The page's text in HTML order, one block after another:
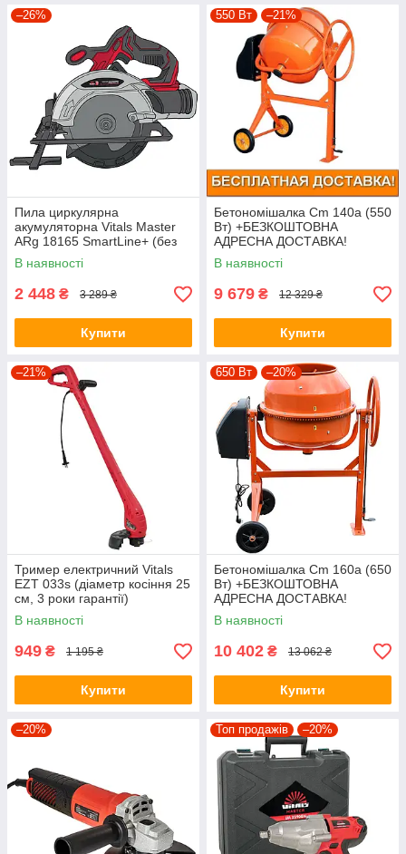
–26%
Пила циркулярна
акумуляторна Vitals Master
ARg 18165 SmartLine+ (без
АКБ та ЗП)
В наявності
2 448 ₴ 3 289 ₴
Купити
550 Вт –21%
Бетономішалка Cm 140a (550
Вт) +БЕЗКОШТОВНА
АДРЕСНА ДОСТАВКА!
(виносної підшипник на рамі,
140 л) Vitals
В наявності
9 679 ₴ 12 329 ₴
Купити
–21%
Тример електричний Vitals
EZT 033s (діаметр косіння 25
см, 3 роки гарантії)
В наявності
949 ₴ 1 195 ₴
Купити
650 Вт –20%
Бетономішалка Cm 160a (650
Вт) +БЕЗКОШТОВНА
АДРЕСНА ДОСТАВКА!
(виносної підшипник в рамі,
160 л) Vitals
В наявності
10 402 ₴ 13 062 ₴
Купити
–20% Топ продажів –20%